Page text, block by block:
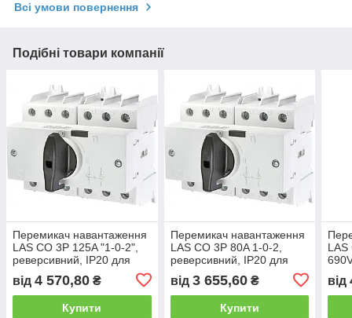
Всі умови повернення
Подібні товари компанії
Перемикач навантаження
LAS CO 3P 125A "1-0-2",
реверсивний, IP20 для
від 4 570,80 ₴
Купити
Перемикач навантаження
LAS CO 3P 80A 1-0-2,
реверсивний, IP20 для
від 3 655,60₴
Купити
LAS
від